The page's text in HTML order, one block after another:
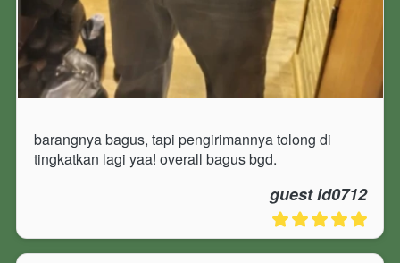
barangnya bagus, tapi pengirimannya tolong di
tingkatkan lagi yaa! overall bagus bgd.
guest id0712